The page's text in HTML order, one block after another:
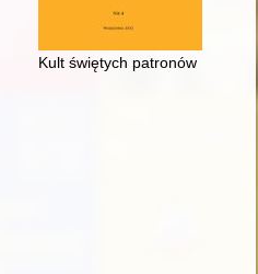
Kult świętych patronów